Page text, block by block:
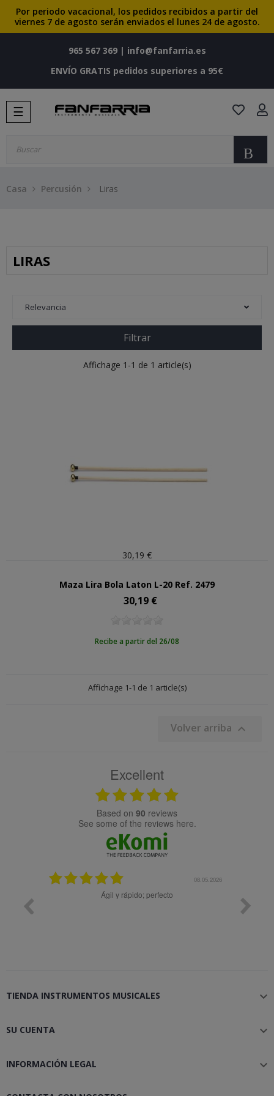
Por periodo vacacional, los pedidos recibidos a partir del
viernes 7 de agosto serán enviados el lunes 24 de agosto.
965 567 369| info@fanfarria.es
ENVÍO GRATIS pedidos superiores a 95€
Navegación
de
☰
Casa Percusión Liras
LIRAS
Relevancia
Filtrar
Affichage 1-1 de 1 article(s)
30,19 €
Maza Lira Bola Laton L-20 Ref. 2479
Precio
30,19 €
Recibe a partir del 26/08
Affichage 1-1 de 1 article(s)
Volver arriba 
Excellent
based on 90 reviews
see some of the reviews here.
08.05.2026
Ágil y rápido; perfecto
TIENDA INSTRUMENTOS MUSICALES 
SU CUENTA 
INFORMACIÓN LEGAL 